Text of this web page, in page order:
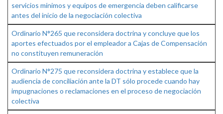
servicios mínimos y equipos de emergencia deben calificarse
antes del inicio de la negociación colectiva
Ordinario N°265 que reconsidera doctrina y concluye que los
aportes efectuados por el empleador a Cajas de Compensación
no constituyen remuneración
Ordinario N°275 que reconsidera doctrina y establece que la
audiencia de conciliación ante la DT sólo procede cuando hay
impugnaciones o reclamaciones en el proceso de negociación
colectiva